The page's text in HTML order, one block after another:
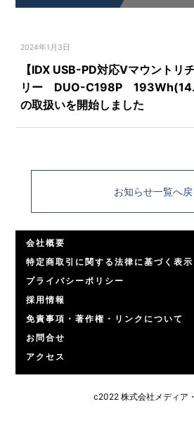
2024年1月3日
【IDX USB-PD対応Vマウントリ
リー DUO-C198P
の取扱いを開始しました
お知らせ一覧へ戻
会社概要
特定商取引に関する法律に基づく表示
プライバシーポリシー
採用情報
免責事項・著作権・リンクについて
お問合せ
アクセス
c2022 株式会社メディア